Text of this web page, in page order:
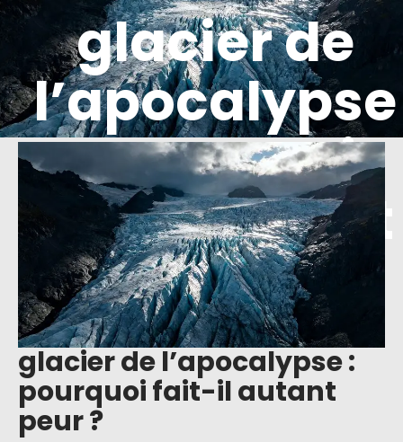
glacier de
l’apocalypse
: pourquoi
fait-il autant
peur ?
glacier de l’apocalypse :
pourquoi fait-il autant
peur ?